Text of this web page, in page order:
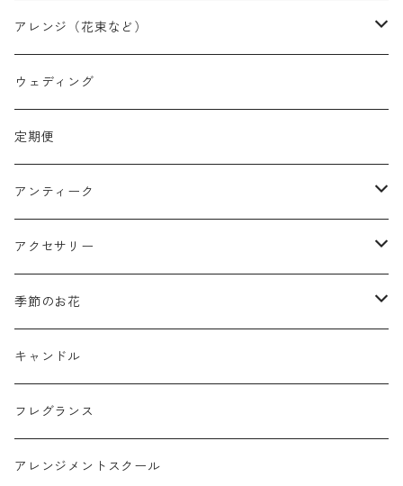
アレンジ（花束など）
スワッグ
リース
クリスマスリース
フラワーボックス
ミニフレーム
リングピロー
フラワーバスケット
壁掛けアレンジ
球体アレンジ
ウェディング
定期便
アンティーク
花器
オブジェ
雑貨
動物
アクセサリー
アクセサリー
semeno
買付品
季節のお花
ミモザ
スモークツリー
キャンドル
フレグランス
アレンジメントスクール